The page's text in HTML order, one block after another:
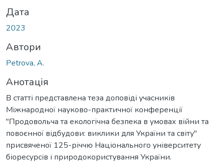
Дата
2023
Автори
Petrova, A.
Анотація
В статті представлена теза доповіді учасників
Міжнародної науково-практичної конференції
"Продовольча та екологічна безпека в умовах війни та
повоєнної відбудови: виклики для України та світу"
присвяченої 125-річчю Національного університету
біоресурсів і природокористування України.